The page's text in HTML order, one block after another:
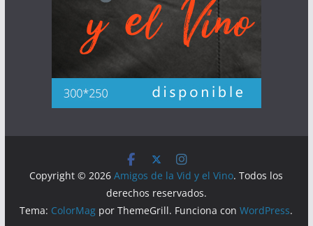
Copyright © 2026Amigos de la Vid y el Vino. Todos los
derechos reservados.
Tema: ColorMag por ThemeGrill. Funciona conWordPress.